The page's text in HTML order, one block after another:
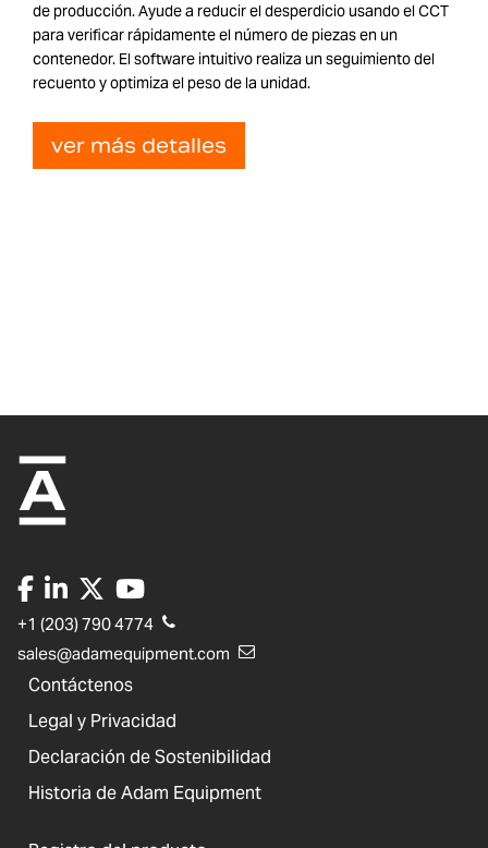
de producción. Ayude a reducir el desperdicio usando el CCT
para verificar rápidamente el número de piezas en un
contenedor. El software intuitivo realiza un seguimiento del
recuento y optimiza el peso de la unidad.
ver más detalles
+1 (203) 790 4774
sales@adamequipment.com
Contáctenos
Legal y Privacidad
Declaración de Sostenibilidad
Historia de Adam Equipment